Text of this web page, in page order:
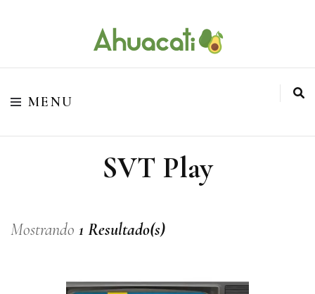
Ahuacati
O melhor da Internet em um só lugar
MENU
SVT Play
Mostrando 1 Resultado(s)